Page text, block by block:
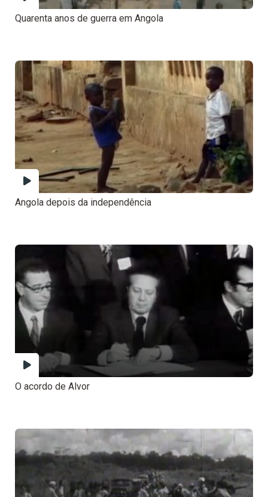
Quarenta anos de guerra em Angola
Angola depois da independência
O acordo de Alvor